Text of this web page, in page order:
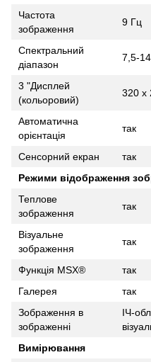
Частота
зображення
9 Гц
Спектральний
діапазон
7,5-
3 "Дисплей
(кольоровий)
320 x
Автоматична
орієнтація
так
Сенсорний екран
так
Режими відображення
Теплове
зображення
так
Візуальне
зображення
так
Функція MSX®
так
Галерея
так
Зображення в
зображенні
ІЧ-
Вимірювання